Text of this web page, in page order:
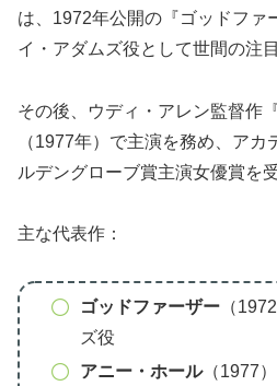
は、1972年公開の『ゴッドファ
イ・アダムズ役として世間の注
その後、ウディ・アレン監督作
（1977年）で主演を務め、ア
ルデングローブ賞主演女優賞を受
主な代表作：
ゴッドファーザー（
ズ役
アニー・ホール（1977